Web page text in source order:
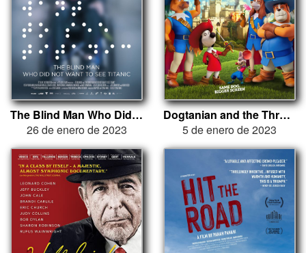
The Blind Man Who Did Not Want to See Titanic
26 de enero de 2023
Dogtanian and the Three Muskehounds
5 de enero de 2023